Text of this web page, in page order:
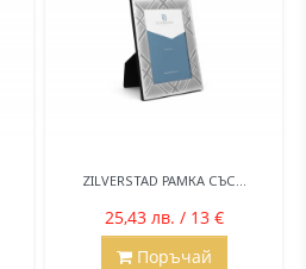
ZILVERSTAD РАМКА СЪС...
25,43 лв. / 13 €
Поръчай